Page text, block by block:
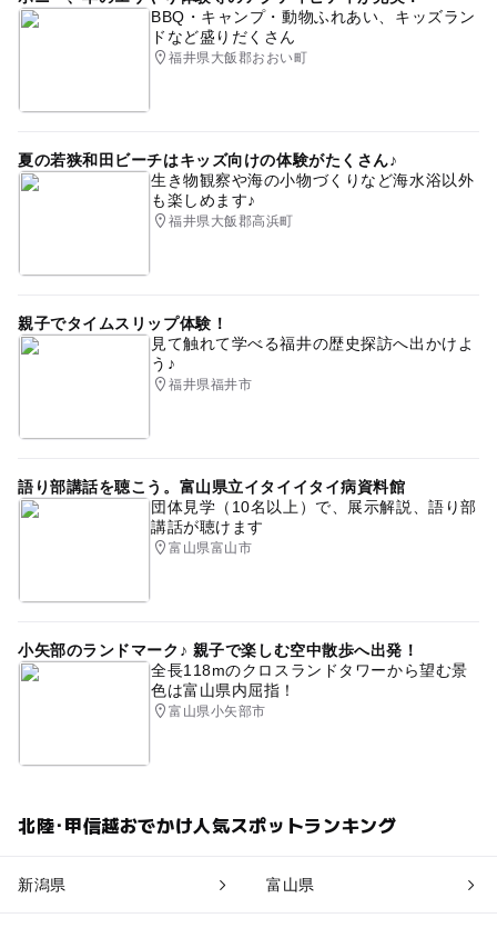
BBQ・キャンプ・動物ふれあい、キッズラン
ドなど盛りだくさん
福井県大飯郡おおい町
夏の若狭和田ビーチはキッズ向けの体験がたくさん♪
生き物観察や海の小物づくりなど海水浴以外
も楽しめます♪
福井県大飯郡高浜町
親子でタイムスリップ体験！
見て触れて学べる福井の歴史探訪へ出かけよ
う♪
福井県福井市
語り部講話を聴こう。富山県立イタイイタイ病資料館
団体見学（10名以上）で、展示解説、語り部
講話が聴けます
富山県富山市
小矢部のランドマーク♪ 親子で楽しむ空中散歩へ出発！
全長118mのクロスランドタワーから望む景
色は富山県内屈指！
富山県小矢部市
北陸･甲信越おでかけ人気スポットランキング
新潟県 富山県